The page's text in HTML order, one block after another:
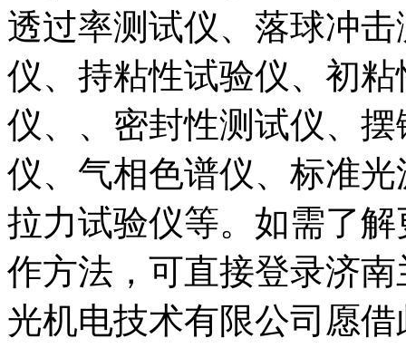
透过率测试仪、落球冲
仪、持粘性试验仪、初
仪、、密封性测试仪、
仪、气相色谱仪、标准
拉力试验仪等。如需了
作方法，可直接登录济
光机电技术有限公司愿